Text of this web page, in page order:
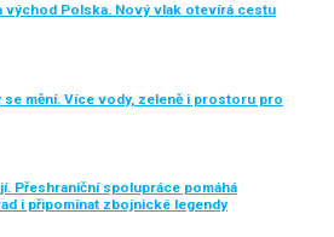
východ Polska. Nový vlak otevírá cestu
mění. Více vody, zeleně i prostoru pro
Přeshraniční spolupráce pomáhá
i připomínat zbojnické legendy